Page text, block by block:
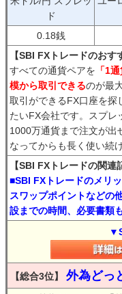
ド
0.18銭
【SBI FXトレードのおす
すべての通貨ペアを 「1
模から取引できるのが最
取引ができるFX口座を探
たいFX会社です。スプレ
1000万通貨まで注文が出
なってからも長く使い続
【SBI FXトレードの関連
■SBI FXトレードのメリ
スワップポイントなどの
設までの時間、必要書類
【総合3位】 外為どっ